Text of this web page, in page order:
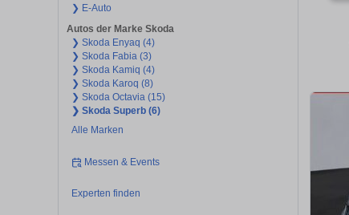
❯ E-Auto
Autos der Marke Skoda
❯ Skoda Enyaq (4)
❯ Skoda Fabia (3)
❯ Skoda Kamiq (4)
❯ Skoda Karoq (8)
❯ Skoda Octavia (15)
❯ Skoda Superb (6)
Alle Marken
Messen & Events
Experten finden